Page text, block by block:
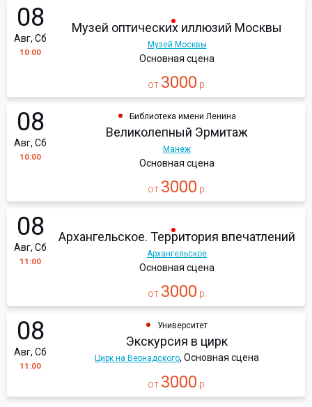
08
Авг, Сб
10:00
Музей оптических иллюзий Москвы
Музей Москвы
Основная сцена
от 3000 р.
08
Авг, Сб
10:00
Библиотека имени Ленина
Великолепный Эрмитаж
Манеж
Основная сцена
от 3000 р.
08
Авг, Сб
11:00
Архангельское. Территория впечатлений
Архангельское
Основная сцена
от 3000 р.
08
Авг, Сб
11:00
Университет
Экскурсия в цирк
Цирк на Вернадского, Основная сцена
от 3000 р.